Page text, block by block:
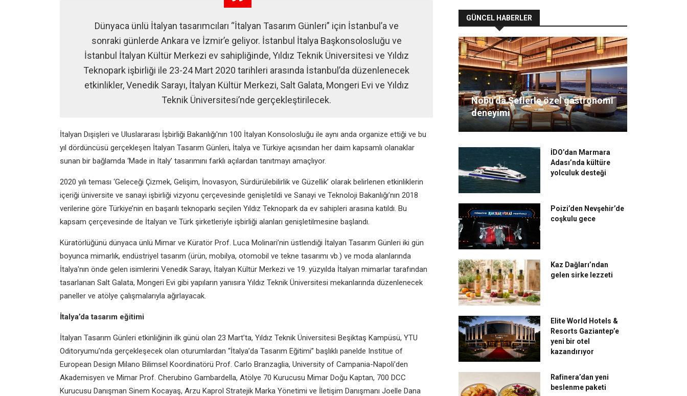
Dünyaca ünlü İtalyan tasarımcıları “İtalyan Tasarım Günleri” için İstanbul’a ve
sonraki günlerde Ankara ve İzmir’e geliyor. İstanbul İtalya Başkonsolosluğu ve
İstanbul İtalyan Kültür Merkezi ev sahipliğinde, Yıldız Teknik Üniversitesi ve Yıldız
Teknopark işbirliği ile 23-24 Mart 2020 tarihleri arasında İstanbul’da düzenlenecek
etkinlikler, Venedik Sarayı, İtalyan Kültür Merkezi, Salt Galata, Mongeri Evi ve Yıldız
Teknik Üniversitesi’nde gerçekleştirilecek.
İtalyan Dışişleri ve Uluslararası İşbirliği Bakanlığı'nın 100 İtalyan Konsolosluğu ile aynı anda organize ettiği ve bu
yıl dördüncüsü gerçekleşen İtalyan Tasarım Günleri, İtalya ve Türkiye açısından her daim kapsamlı olanaklar
sunan bir bağlamda ‘Made in Italy’ tasarımını farklı açılardan tanıtmayı amaçlıyor.
2020 yılı teması ‘Geleceği Çizmek, Gelişim, İnovasyon, Sürdürülebilirlik ve Güzellik’ olarak belirlenen etkinliklerin
içeriği üniversite ve sanayi işbirliği vizyonu çerçevesinde genişletildi ve Sanayi ve Teknoloji Bakanlığı’nın 2018
verilerine göre Türkiye’nin en başarılı teknoparkı seçilen Yıldız Teknopark da ev sahipleri arasına katıldı. Bu
kapsam çerçevesinde de İtalyan ve Türk şirketleriyle işbirliği alanları genişletilmesine başlandı.
Küratörlüğünü dünyaca ünlü Mimar ve Küratör Prof. Luca Molinari’nin üstlendiği İtalyan Tasarım Günleri iki gün
boyunca mimarlık, endüstriyel tasarım (ürün, mobilya, otomobil ve tekne tasarımı vb.) ve moda alanlarında
İtalya'nın önde gelen isimlerini Venedik Sarayı, İtalyan Kültür Merkezi ve 19. yüzyılda İtalyan mimarlar tarafından
tasarlanan Salt Galata, Mongeri Evi gibi yapıların yanısıra Yıldız Teknik Üniversitesi mekanlarında düzenlenecek
paneller ve atölye çalışmalarıyla ağırlayacak.
İtalya’da tasarım eğitimi
İtalyan Tasarım Günleri etkinliğinin ilk günü olan 23 Mart’ta, Yıldız Teknik Üniversitesi Beşiktaş Kampüsü, YTU
Oditoryumu’nda gerçekleşecek olan oturumlardan “İtalya’da Tasarım Eğitimi” başlıklı panelde Institue of
European Design Milano Bilimsel Koordinatörü Prof. Carlo Branzaglia, University of Campania-Napoli’den
Akademisyen ve Mimar Prof. Cherubino Gambardella, Atölye 70 Kurucusu Mimar Doğu Kaptan, 700 DCC
Kurucusu Danışman Sinem Kocayaş, Arzu Kaprol Stratejik Marka Yönetimi ve İletişim Danışmanı Joelle Dana
GÜNCEL HABERLER
Nobu’da Şeflerle özel gastronomi
deneyimi
İDO’dan Marmara
Adası’nda kültüre
yolculuk desteği
Poizi’den Nevşehir’de
coşkulu gece
Kaz Dağları’ndan
gelen sirke lezzeti
Elite World Hotels &
Resorts Gaziantep’e
yeni bir otel
kazandırıyor
Rafinera’dan yeni
beslenme paketi